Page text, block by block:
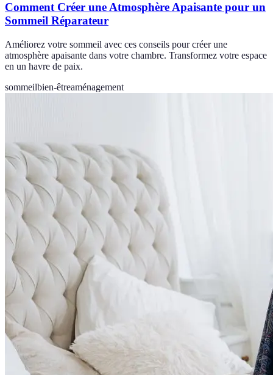
Comment Créer une Atmosphère Apaisante pour un
Sommeil Réparateur
Améliorez votre sommeil avec ces conseils pour créer une
atmosphère apaisante dans votre chambre. Transformez votre espace
en un havre de paix.
sommeilbien-êtreaménagement